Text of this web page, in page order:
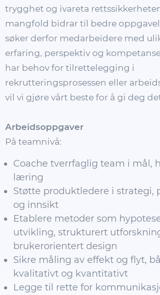
trygghet og ivareta
mangfold bidrar til bedre
søker derfor medarbeidere med
erfaring, perspektiv og
har behov for tilrettelegging i
rekrutteringsprosessen eller
vil vi gjøre vårt beste for å gi deg
Arbeidsoppgaver
På teamnivå:
Coache tverrfaglig team i mål,
læring
Støtte produktledere i strategi,
og innsikt
Etablere metoder som
utvikling, strukturert
brukerorientert design
Sikre måling av effekt og flyt,
kvalitativt og kvantitativt
Legge til rette for